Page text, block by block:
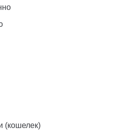
(кошелек)